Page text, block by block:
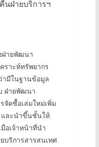
ฝ่ายบริการฯ
ายพัฒนา
ราะห์ทรัพยากร
มีในฐานข้อมูล
ฝ่ายพัฒนา
จัดซื้อเล่มใหม่เพิ่ม
และนำขึ้นชั้นให้
อเจ้าหน้าที่นำ
ริการสารสนเทศ